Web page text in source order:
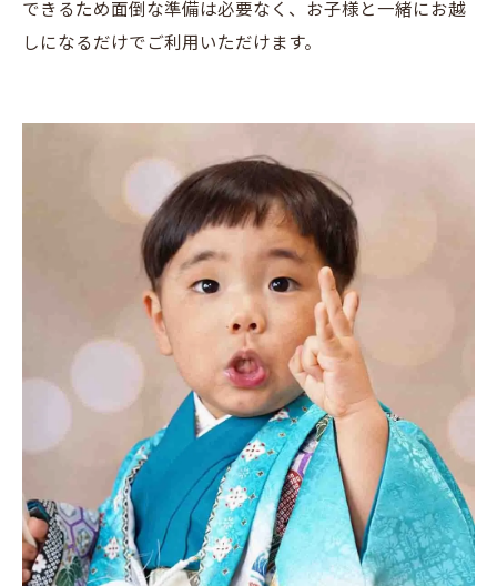
できるため面倒な準備は必要なく、お子様と一緒にお越
しになるだけでご利用いただけます。